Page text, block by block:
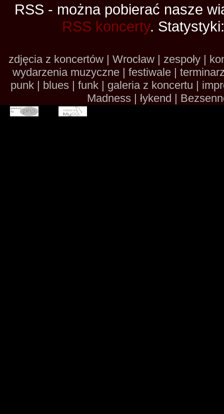
RSS - można pobierać nasze
RSS koncerty.
zdjęcia z koncertów | Wrocław | zespoły |
wydarzenia muzyczne | festiwale |
punk | blues | funk | galeria z koncertu |
Madness | łykend |